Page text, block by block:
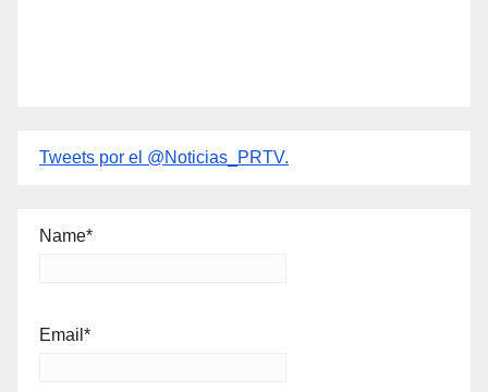
Tweets por el @Noticias_PRTV.
Name*
Email*